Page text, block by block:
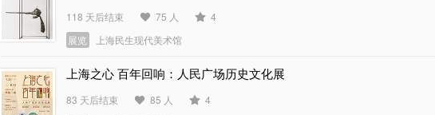
118 天后结束 75 人
4
展览
上海民生现代美术馆
上海之心 百年回响：人民广场历史文化展
83 天后结束 85 人
4